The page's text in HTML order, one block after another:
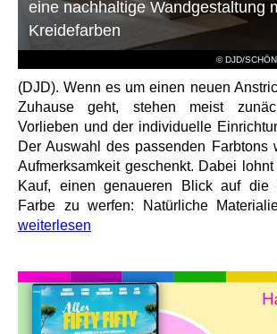
© DJD/
eine nachhaltige Wandgestaltung
Kreidefarben
(DJD). Wenn es um einen neuen
Zuhause geht, stehen meist
Vorlieben und der individuelle
Der Auswahl des passenden Farbtons
Aufmerksamkeit geschenkt. Dabei
Kauf, einen genaueren Blick auf die
Farbe zu werfen: Natürliche
weiterlesen